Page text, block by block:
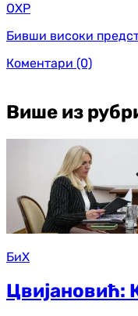
ОХР
Бивши високи
Коментари (0)
Више из
БиХ
Цвијановић: